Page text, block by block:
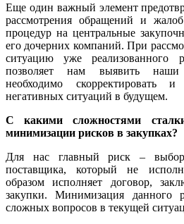
Еще один важный элемент
рассмотрения обращений и
процедур на центральные
его дочерних компаний. При
ситуацию уже реализованного
позволяет нам выявить наши
необходимо скорректировать
негативных ситуаций в будущем.
С какими сложностями
минимизации рисков в закупках?
Для нас главный риск – выбор
поставщика, который не
образом исполняет договор,
закупки. Минимизация
сложных вопросов в текущей